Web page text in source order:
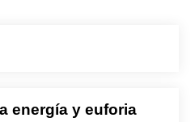
energía y euforia